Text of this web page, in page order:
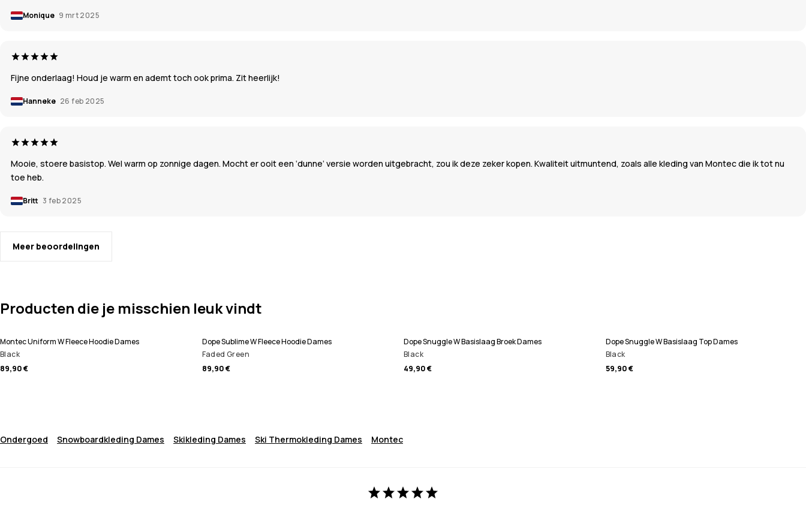
Monique 9 mrt 2025
Fijne onderlaag! Houd je warm en ademt toch ook prima. Zit heerlijk!
Hanneke 26 feb 2025
Mooie, stoere basistop. Wel warm op zonnige dagen. Mocht er ooit een ‘dunne’ versie worden uitgebracht, zou ik deze zeker kopen. Kwaliteit uitmuntend, zoals alle kleding van Montec die ik tot nu
toe heb.
Britt 3 feb 2025
Meer beoordelingen
Producten die je misschien leuk vindt
Montec Uniform W Fleece Hoodie Dames
Black
89,90 €
Dope Sublime W Fleece Hoodie Dames
Faded Green
89,90 €
Dope Snuggle W Basislaag Broek Dames
Black
49,90 €
Dope Snuggle W Basislaag Top Dames
Black
59,90 €
Ondergoed Snowboardkleding Dames Skikleding Dames Ski Thermokleding Dames Montec